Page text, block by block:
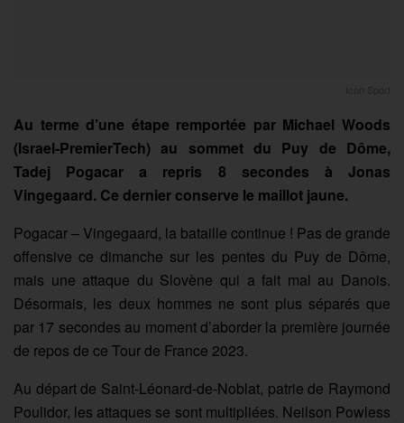
Au terme d’une étape remportée par Michael Woods
(Israel-PremierTech) au sommet du Puy de Dôme,
Tadej Pogacar a repris 8 secondes à Jonas
Vingegaard. Ce dernier conserve le maillot jaune.
Pogacar – Vingegaard, la bataille continue ! Pas de grande
offensive ce dimanche sur les pentes du Puy de Dôme,
mais une attaque du Slovène qui a fait mal au Danois.
Désormais, les deux hommes ne sont plus séparés que
par 17 secondes au moment d’aborder la première journée
de repos de ce Tour de France 2023.
Au départ de Saint-Léonard-de-Noblat, patrie de Raymond
Poulidor, les attaques se sont multipliées. Neilson Powless